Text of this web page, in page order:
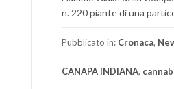
n. 220 piante di una
Pubblicato in: Cronaca,
CANAPA INDIANA,